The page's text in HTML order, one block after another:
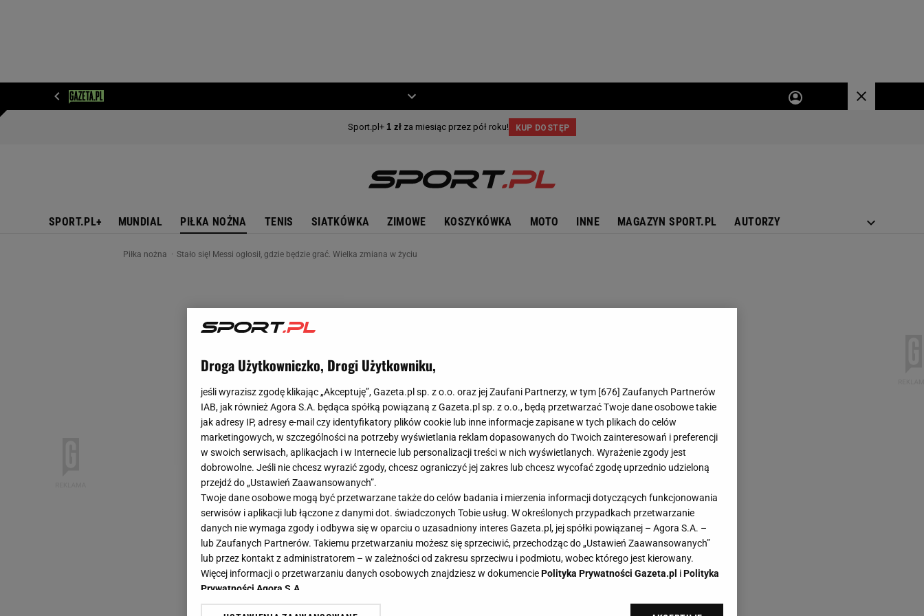
SPORT.PL+ MUNDIAL PIŁKA NOŻNA TENIS SIATKÓWKA ZIMOWE KOSZYKÓWKA MOTO INNE MAGAZYN SPORT.PL AUTORZY
Piłka nożna Stało się! Messi ogłosił, gdzie będzie grać. Wielka zmiana w życiu
Droga Użytkowniczko, Drogi Użytkowniku,
jeśli wyrazisz zgodę klikając „Akceptuję”, Gazeta.pl sp. z o.o. oraz jej Zaufani Partnerzy, w tym [676] Zaufanych Partnerów
IAB, jak również Agora S.A. będąca spółką powiązaną z Gazeta.pl sp. z o.o., będą przetwarzać Twoje dane osobowe takie
jak adresy IP, adresy e-mail czy identyfikatory plików cookie lub inne informacje zapisane w tych plikach do celów
marketingowych, w szczególności na potrzeby wyświetlania reklam dopasowanych do Twoich zainteresowań i preferencji
w swoich serwisach, aplikacjach i w Internecie lub personalizacji treści w nich wyświetlanych. Wyrażenie zgody jest
dobrowolne. Jeśli nie chcesz wyrazić zgody, chcesz ograniczyć jej zakres lub chcesz wycofać zgodę uprzednio udzieloną
przejdź do „Ustawień Zaawansowanych”.
Twoje dane osobowe mogą być przetwarzane także do celów badania i mierzenia informacji dotyczących funkcjonowania
serwisów i aplikacji lub łączone z danymi dot. świadczonych Tobie usług. W określonych przypadkach przetwarzanie
danych nie wymaga zgody i odbywa się w oparciu o uzasadniony interes Gazeta.pl, jej spółki powiązanej – Agora S.A. –
lub Zaufanych Partnerów. Takiemu przetwarzaniu możesz się sprzeciwić, przechodząc do „Ustawień Zaawansowanych”
lub przez kontakt z administratorem – w zależności od zakresu sprzeciwu i podmiotu, wobec którego jest kierowany.
Więcej informacji o przetwarzaniu danych osobowych znajdziesz w dokumenciePolityka Prywatności Gazeta.pl iPolityka
Prywatności Agora S.A.